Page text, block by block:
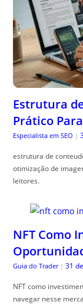
Estrutura
Prático
Especialista em SEO |
estrutura de
otimização de
leitores.
NFT Como
Guia do Trader | 31
NFT como
navegar nesse